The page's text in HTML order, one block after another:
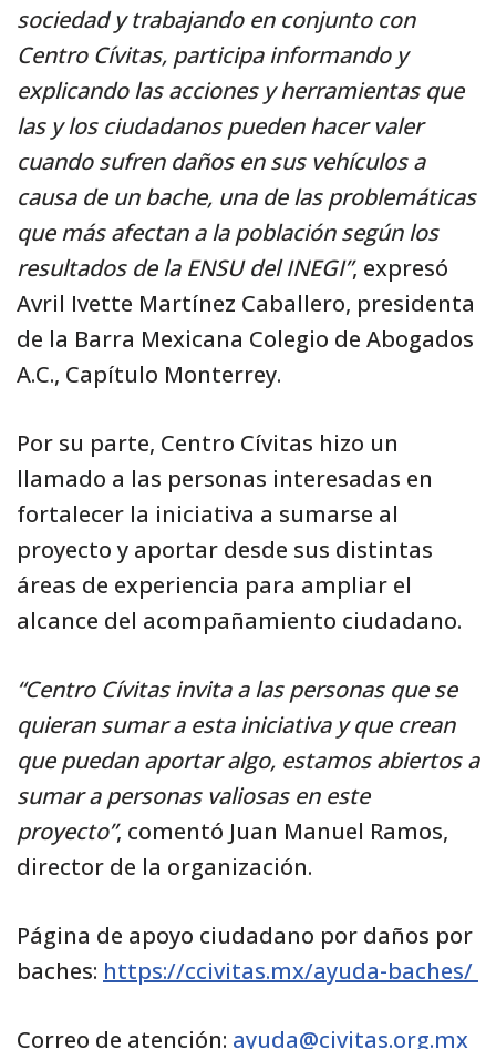
sociedad y trabajando en conjunto con
Centro Cívitas, participa informando y
explicando las acciones y herramientas que
las y los ciudadanos pueden hacer valer
cuando sufren daños en sus vehículos a
causa de un bache, una de las problemáticas
que más afectan a la población según los
resultados de la ENSU del INEGI”, expresó
Avril Ivette Martínez Caballero, presidenta
de la Barra Mexicana Colegio de Abogados
A.C., Capítulo Monterrey.
Por su parte, Centro Cívitas hizo un
llamado a las personas interesadas en
fortalecer la iniciativa a sumarse al
proyecto y aportar desde sus distintas
áreas de experiencia para ampliar el
alcance del acompañamiento ciudadano.
“Centro Cívitas invita a las personas que se
quieran sumar a esta iniciativa y que crean
que puedan aportar algo, estamos abiertos a
sumar a personas valiosas en este
proyecto”, comentó Juan Manuel Ramos,
director de la organización.
Página de apoyo ciudadano por daños por
baches: https://ccivitas.mx/ayuda-baches/
Correo de atención: ayuda@civitas.org.mx